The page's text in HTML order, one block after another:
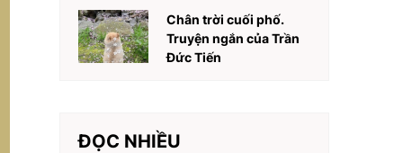
Chân trời cuối phố.
Truyện ngắn của Trần
Đức Tiến
ĐỌC NHIỀU